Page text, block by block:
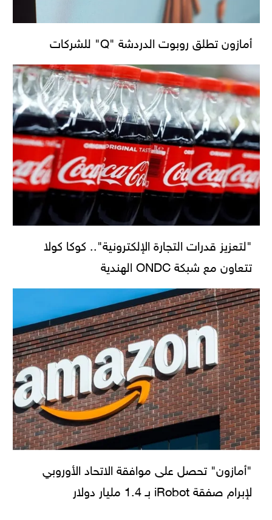
أمازون تطلق روبوت الدردشة "Q" للشركات
"لتعزيز قدرات التجارة الإلكترونية".. كوكا كولا
تتعاون مع شبكة ONDC الهندية
"أمازون" تحصل على موافقة الاتحاد الأوروبي
لإبرام صفقة iRobot بـ 1.4 مليار دولار